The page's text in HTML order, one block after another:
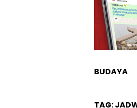
BUDAYA
TAG: